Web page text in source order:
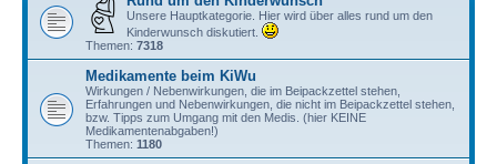
Unsere Hauptkategorie. Hier wird über alles rund um den
Kinderwunsch diskutiert.
Themen: 7318
Medikamente beim KiWu
Wirkungen / Nebenwirkungen, die im Beipackzettel stehen,
Erfahrungen und Nebenwirkungen, die nicht im Beipackzettel stehen,
bzw. Tipps zum Umgang mit den Medis. (hier KEINE
Medikamentenabgaben!)
Themen: 1180